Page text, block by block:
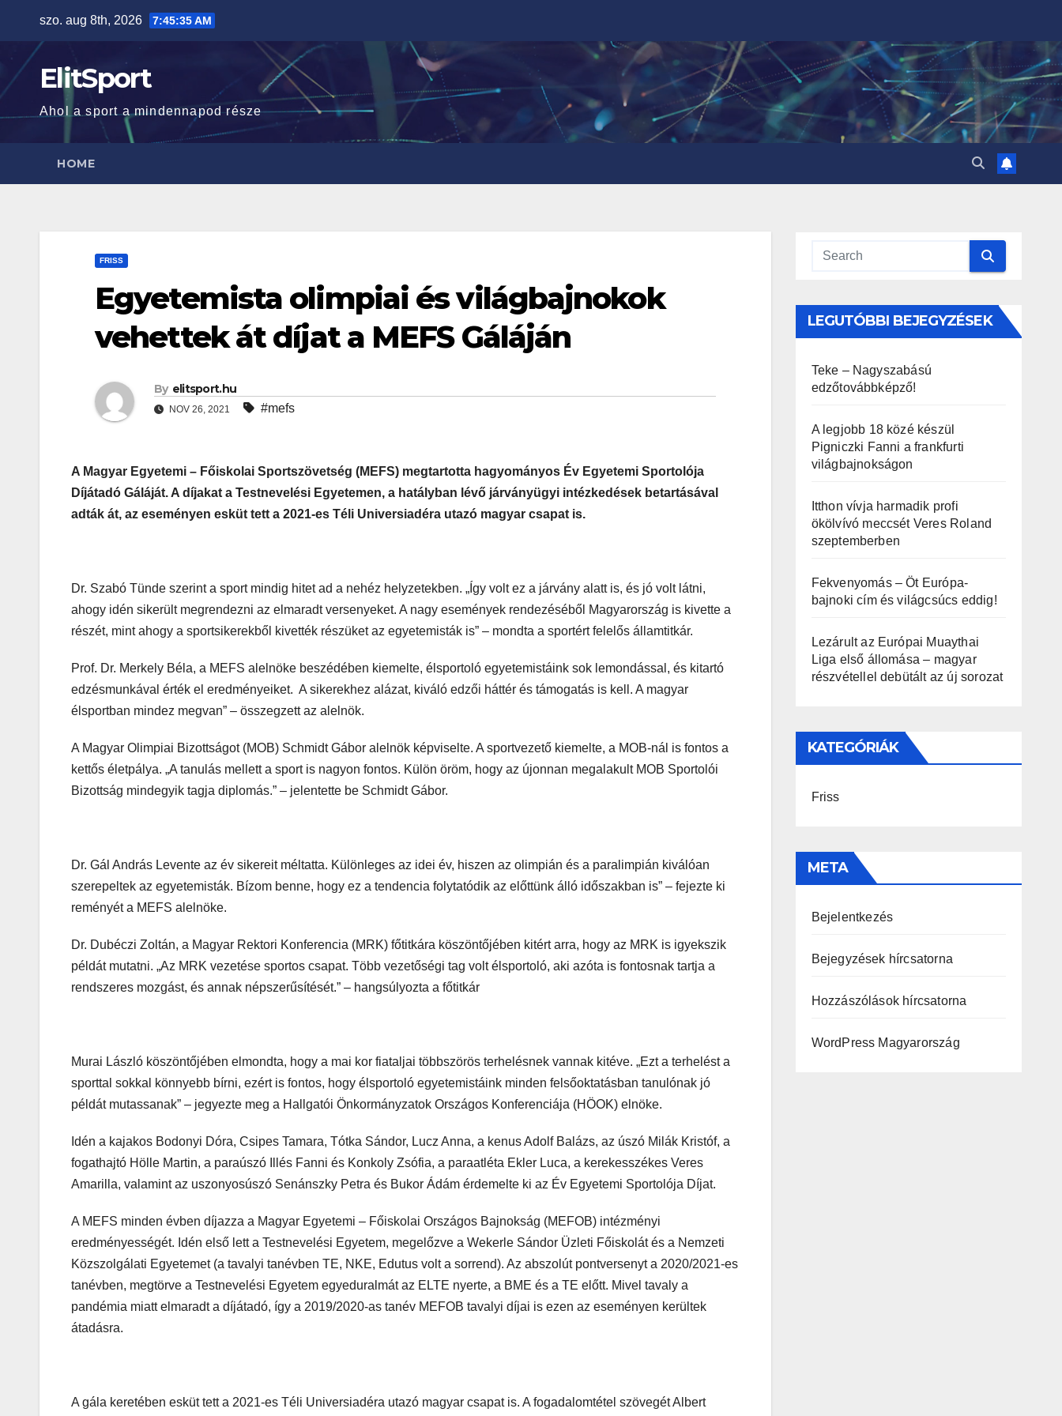
content
szo. aug 8th, 2026 7:45:36 AM
ElitSport
Ahol a sport a mindennapod része
HOME
FRISS
Egyetemista olimpiai és világbajnokok
vehettek át díjat a MEFS Gáláján
By elitsport.hu
NOV 26, 2021 #mefs
A Magyar Egyetemi – Főiskolai Sportszövetség (MEFS) megtartotta hagyományos Év Egyetemi Sportolója
Díjátadó Gáláját. A díjakat a Testnevelési Egyetemen, a hatályban lévő járványügyi intézkedések betartásával
adták át, az eseményen esküt tett a 2021-es Téli Universiadéra utazó magyar csapat is.
Dr. Szabó Tünde szerint a sport mindig hitet ad a nehéz helyzetekben. „Így volt ez a járvány alatt is, és jó volt látni,
ahogy idén sikerült megrendezni az elmaradt versenyeket. A nagy események rendezéséből Magyarország is kivette a
részét, mint ahogy a sportsikerekből kivették részüket az egyetemisták is” – mondta a sportért felelős államtitkár.
Prof. Dr. Merkely Béla, a MEFS alelnöke beszédében kiemelte, élsportoló egyetemistáink sok lemondással, és kitartó
edzésmunkával érték el eredményeiket. A sikerekhez alázat, kiváló edzői háttér és támogatás is kell. A magyar
élsportban mindez megvan” – összegzett az alelnök.
A Magyar Olimpiai Bizottságot (MOB) Schmidt Gábor alelnök képviselte. A sportvezető kiemelte, a MOB-nál is fontos a
kettős életpálya. „A tanulás mellett a sport is nagyon fontos. Külön öröm, hogy az újonnan megalakult MOB Sportolói
Bizottság mindegyik tagja diplomás.” – jelentette be Schmidt Gábor.
Dr. Gál András Levente az év sikereit méltatta. Különleges az idei év, hiszen az olimpián és a paralimpián kiválóan
szerepeltek az egyetemisták. Bízom benne, hogy ez a tendencia folytatódik az előttünk álló időszakban is” – fejezte ki
reményét a MEFS alelnöke.
Dr. Dubéczi Zoltán, a Magyar Rektori Konferencia (MRK) főtitkára köszöntőjében kitért arra, hogy az MRK is igyekszik
példát mutatni. „Az MRK vezetése sportos csapat. Több vezetőségi tag volt élsportoló, aki azóta is fontosnak tartja a
rendszeres mozgást, és annak népszerűsítését.” – hangsúlyozta a főtitkár
Murai László köszöntőjében elmondta, hogy a mai kor fiataljai többszörös terhelésnek vannak kitéve. „Ezt a terhelést a
sporttal sokkal könnyebb bírni, ezért is fontos, hogy élsportoló egyetemistáink minden felsőoktatásban tanulónak jó
példát mutassanak” – jegyezte meg a Hallgatói Önkormányzatok Országos Konferenciája (HÖOK) elnöke.
Idén a kajakos Bodonyi Dóra, Csipes Tamara, Tótka Sándor, Lucz Anna, a kenus Adolf Balázs, az úszó Milák Kristóf, a
fogathajtó Hölle Martin, a paraúszó Illés Fanni és Konkoly Zsófia, a paraatléta Ekler Luca, a kerekesszékes Veres
Amarilla, valamint az uszonyosúszó Senánszky Petra és Bukor Ádám érdemelte ki az Év Egyetemi Sportolója Díjat.
A MEFS minden évben díjazza a Magyar Egyetemi – Főiskolai Országos Bajnokság (MEFOB) intézményi
eredményességét. Idén első lett a Testnevelési Egyetem, megelőzve a Wekerle Sándor Üzleti Főiskolát és a Nemzeti
Közszolgálati Egyetemet (a tavalyi tanévben TE, NKE, Edutus volt a sorrend). Az abszolút pontversenyt a 2020/2021-es
tanévben, megtörve a Testnevelési Egyetem egyeduralmát az ELTE nyerte, a BME és a TE előtt. Mivel tavaly a
pandémia miatt elmaradt a díjátadó, így a 2019/2020-as tanév MEFOB tavalyi díjai is ezen az eseményen kerültek
átadásra.
A gála keretében esküt tett a 2021-es Téli Universiadéra utazó magyar csapat is. A fogadalomtétel szövegét Albert
LEGUTÓBBI BEJEGYZÉSEK
Teke – Nagyszabású
edzőtovábbképző!
A legjobb 18 közé készül
Pigniczki Fanni a frankfurti
világbajnokságon
Itthon vívja harmadik profi
ökölvívó meccsét Veres Roland
szeptemberben
Fekvenyomás – Öt Európa-
bajnoki cím és világcsúcs eddig!
Lezárult az Európai Muaythai
Liga első állomása – magyar
részvétellel debütált az új sorozat
KATEGÓRIÁK
Friss
META
Bejelentkezés
Bejegyzések hírcsatorna
Hozzászólások hírcsatorna
WordPress Magyarország